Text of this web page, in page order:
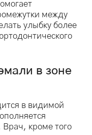
между
улыбку более
в зоне
в видимой
Врач, кроме того